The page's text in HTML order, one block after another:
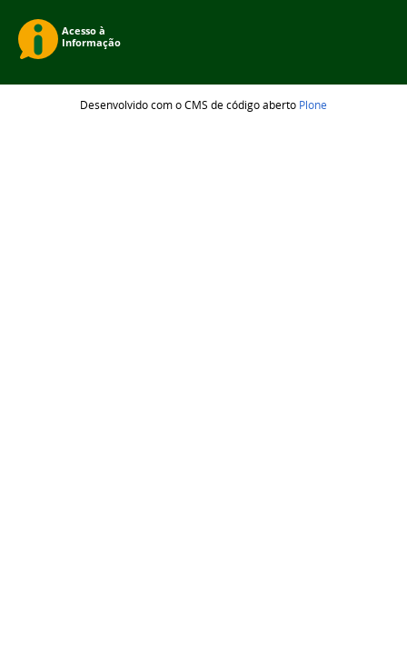
Desenvolvido com o CMS de código aberto Plone